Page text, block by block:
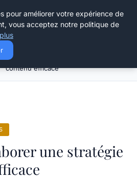
Comment élaborer une stratégie de
contenu efficace
une stratégie
pour améliorer votre expérience de
vous acceptez notre politique de